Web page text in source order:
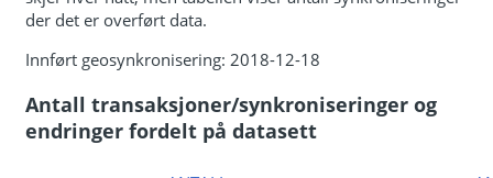
der det er overført data.
Innført geosynkronisering: 2018-12-18
Antall transaksjoner/synkroniseringer og
endringer fordelt på datasett